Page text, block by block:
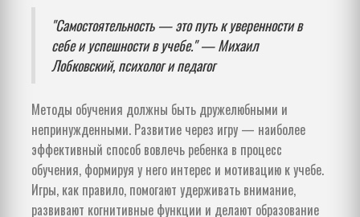
"Самостоятельность — это путь к уверенности в
себе и успешности в учебе." — Михаил
Лобковский, психолог и педагог
Методы обучения должны быть дружелюбными и
непринужденными. Развитие через игру — наиболее
эффективный способ вовлечь ребенка в процесс
обучения, формируя у него интерес и мотивацию к учебе.
Игры, как правило, помогают удерживать внимание,
развивают когнитивные функции и делают образование